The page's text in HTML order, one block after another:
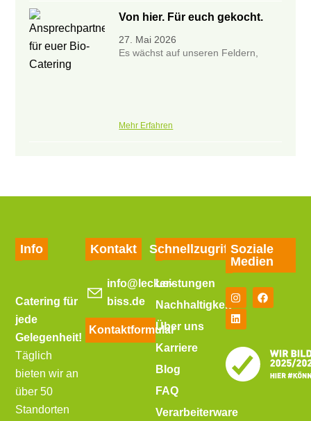
Von hier. Für euch gekocht.
27. Mai 2026
Es wächst auf unseren Feldern,
Mehr Erfahren
Info
Catering für
jede
Gelegenheit!
Täglich
bieten wir an
über 50
Standorten
Kontakt
info@lecker-
biss.de
Kontaktformular
Schnellzugriff
Leistungen
Nachhaltigkeit
Über uns
Karriere
Blog
FAQ
Verarbeiterware
Soziale
Medien